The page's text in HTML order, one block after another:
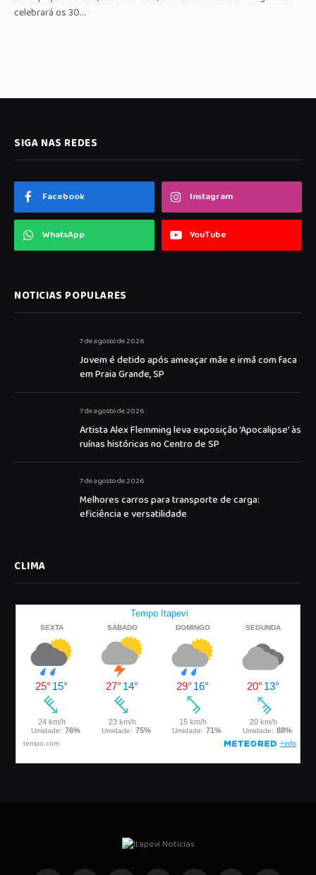
celebrará os 30…
SIGA NAS REDES
Facebook Instagram
WhatsApp YouTube
NOTICIAS POPULARES
7 de agosto de 2026
Jovem é detido após ameaçar mãe e irmã com faca
em Praia Grande, SP
7 de agosto de 2026
Artista Alex Flemming leva exposição ‘Apocalipse’ às
ruínas históricas no Centro de SP
7 de agosto de 2026
Melhores carros para transporte de carga:
eficiência e versatilidade
CLIMA